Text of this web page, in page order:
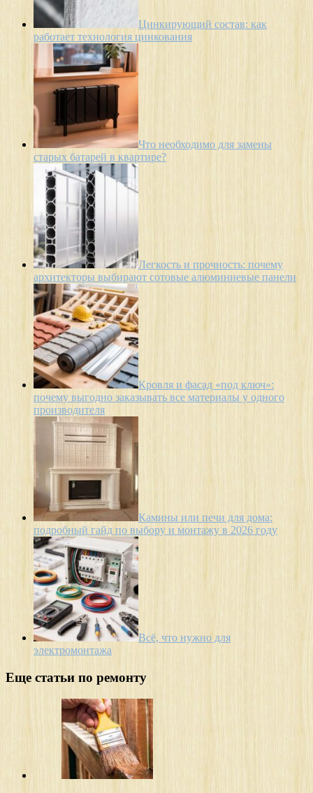
Цинкирующий состав: как
работает технология цинкования
Что необходимо для замены
старых батарей в квартире?
Легкость и прочность: почему
архитекторы выбирают сотовые алюминиевые панели
Кровля и фасад «под ключ»:
почему выгодно заказывать все материалы у одного
производителя
Камины или печи для дома:
подробный гайд по выбору и монтажу в 2026 году
Всё, что нужно для
электромонтажа
Еще статьи по ремонту